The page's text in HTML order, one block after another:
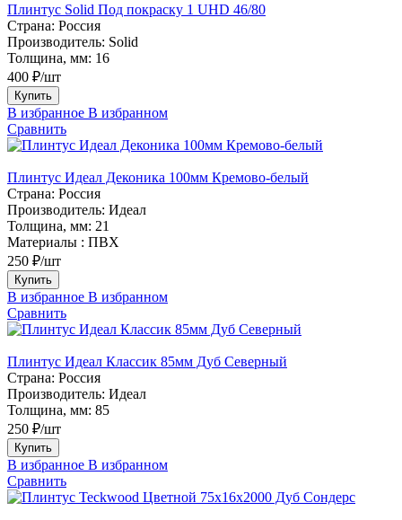
Плинтус Solid Под покраску 1 UHD 46/80
Страна: Россия
Производитель: Solid
Толщина, мм: 16
400 ₽/шт
Купить
В избранное В избранном
Сравнить
Плинтус Идеал Деконика 100мм Кремово-белый
Страна: Россия
Производитель: Идеал
Толщина, мм: 21
Материалы : ПВХ
250 ₽/шт
Купить
В избранное В избранном
Сравнить
Плинтус Идеал Классик 85мм Дуб Северный
Страна: Россия
Производитель: Идеал
Толщина, мм: 85
250 ₽/шт
Купить
В избранное В избранном
Сравнить